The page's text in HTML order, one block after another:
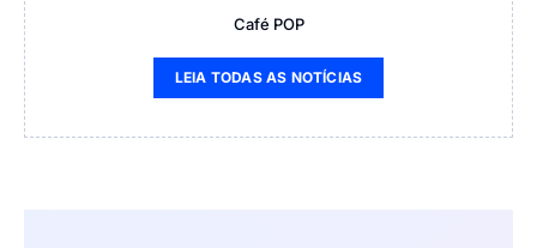
Café POP
LEIA TODAS AS NOTÍCIAS